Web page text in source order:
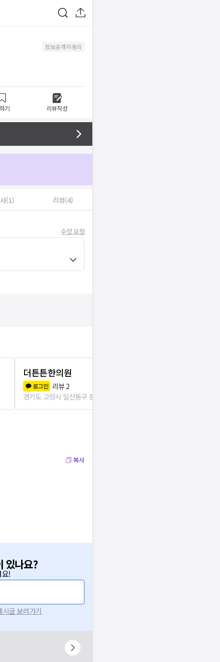
정보공개 미동의
기 리뷰작성
(1) 리뷰(4)
수정 요청
더튼튼한의원
로그인 리뷰 2
경기도 고양시 일산동구 장항2동
복사
있나요?
요!
글 보러가기